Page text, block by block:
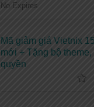
No Expires
Mã giảm giá Vietnix
mới + Tặng bộ
quyền